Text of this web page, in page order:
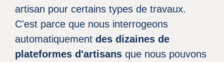
artisan pour certains types de travaux.
C'est parce que nous interrogeons
automatiquement des dizaines de
plateformes d'artisans que nous pouvons